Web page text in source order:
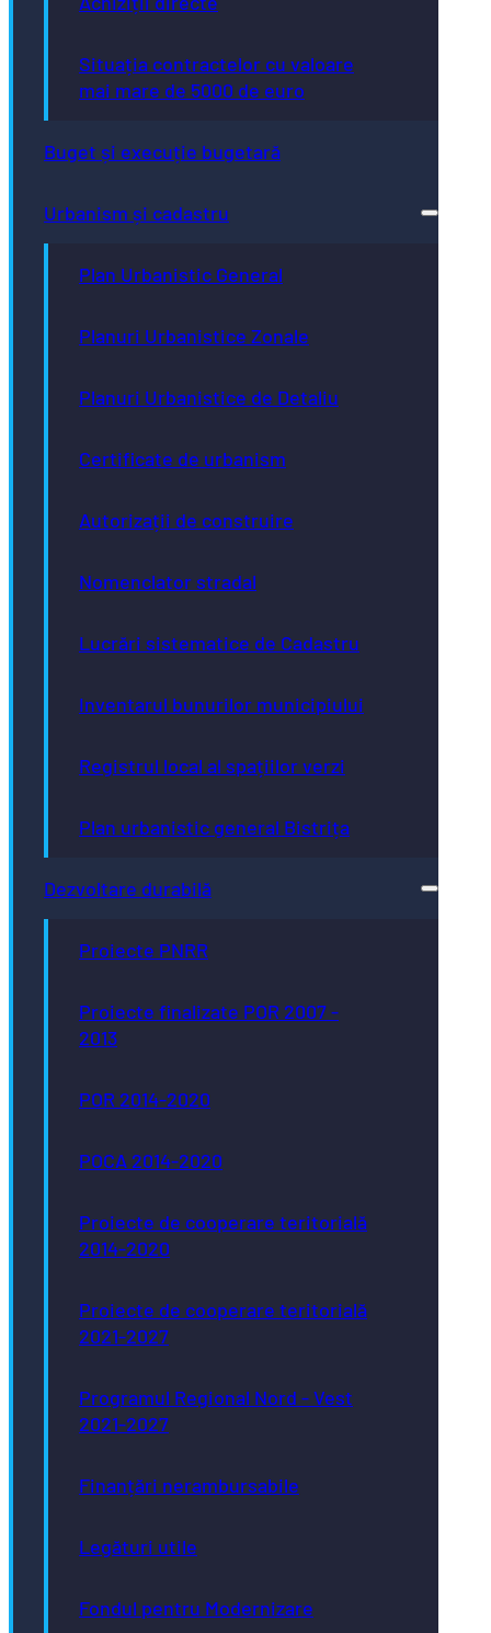
Situația contractelor cu valoare
mai mare de 5000 de euro
Buget și execuție bugetară
Urbanism și cadastru
Plan Urbanistic General
Planuri Urbanistice Zonale
Planuri Urbanistice de Detaliu
Certificate de urbanism
Autorizații de construire
Nomenclator stradal
Lucrări sistematice de Cadastru
Inventarul bunurilor municipiului
Registrul local al spațiilor verzi
Plan urbanistic general Bistrița
Dezvoltare durabilă
Proiecte PNRR
Proiecte finalizate POR 2007 -
2013
POR 2014-2020
POCA 2014-2020
Proiecte de cooperare teritorială
2014-2020
Proiecte de cooperare teritorială
2021-2027
Programul Regional Nord - Vest
2021-2027
Finanțări nerambursabile
Legături utile
Fondul pentru Modernizare